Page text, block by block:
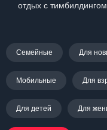
отдых с тимбилдингом.
Семейные Для
Мобильные Для
Для детей Для